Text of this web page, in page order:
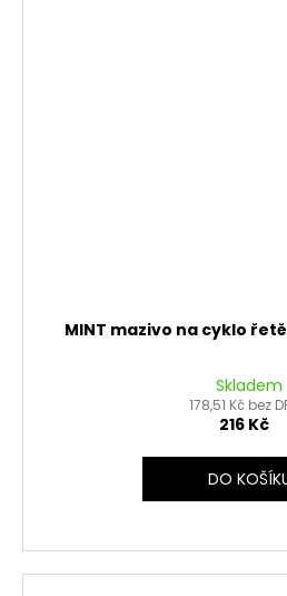
MINT mazivo na cyklo
Skladem
178,51 Kč bez
216 Kč
DO